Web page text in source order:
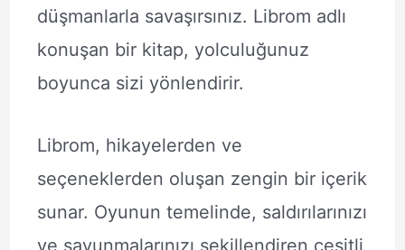
düşmanlarla savaşırsınız. Librom adlı
konuşan bir kitap, yolculuğunuz
boyunca sizi yönlendirir.
Librom, hikayelerden ve
seçeneklerden oluşan zengin bir içerik
sunar. Oyunun temelinde, saldırılarınızı
ve savunmalarınızı şekillendiren çeşitli